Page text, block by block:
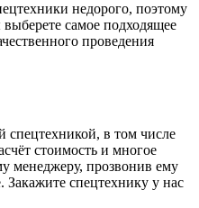
недорого, поэтому
самое подходящее
проведения
спецтехникой, в том числе
стоимость и многое
менеджеру, прозвонив ему
Закажите спецтехнику у нас